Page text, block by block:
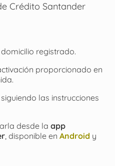
Crédito Santander
registrado.
proporcionado en
las instrucciones
desde la app
, disponible en Android y